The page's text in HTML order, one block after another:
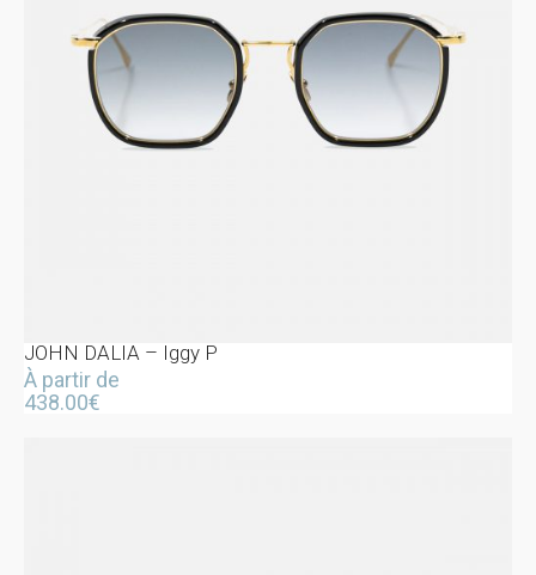
JOHN DALIA – Iggy P
À partir de
438.00€